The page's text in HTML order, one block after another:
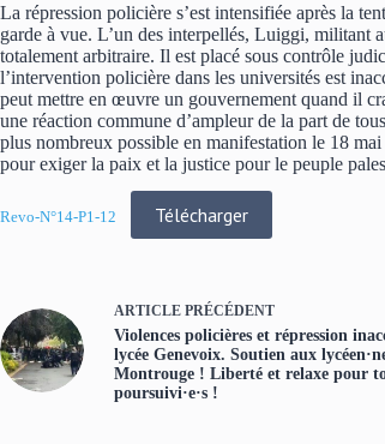
La répression policière s’est intensifiée après la
garde à vue. L’un des interpellés, Luiggi, militant
totalement arbitraire. Il est placé sous contrôle
l’intervention policière dans les universités est
peut mettre en œuvre un gouvernement quand il
une réaction commune d’ampleur de la part de
plus nombreux possible en manifestation le 18
pour exiger la paix et la justice pour le peuple
Revo-N°14-P1-12 Télécharger
ARTICLE PRÉCÉDENT
Violences policières et répression
lycée Genevoix. Soutien aux
Montrouge ! Liberté et relaxe pour
poursuivi·e·s !